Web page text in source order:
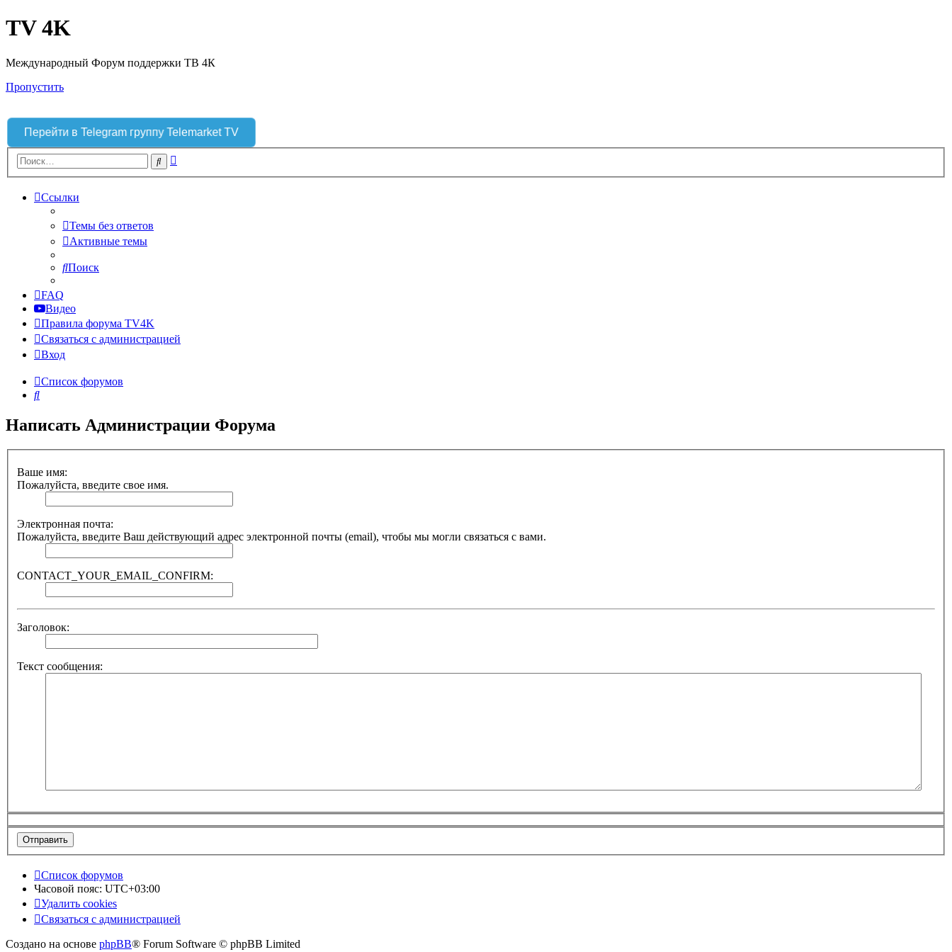
TV 4K
Международный Форум поддержки ТВ 4К
Пропустить
Перейти в Telegram группу Telemarket TV
Поиск
Ссылки
Темы без ответов
Активные темы
Поиск
FAQ
Видео
Правила форума TV4K
Связаться с администрацией
Вход
Список форумов
Поиск
Написать Администрации Форума
Ваше имя:
Пожалуйста, введите свое имя.
Электронная почта:
Пожалуйста, введите Ваш действующий адрес электронной почты (email), чтобы мы могли связаться с вами.
CONTACT_YOUR_EMAIL_CONFIRM:
Заголовок:
Текст сообщения:
Список форумов
Часовой пояс: UTC+03:00
Удалить cookies
Связаться с администрацией
Создано на основе phpBB® Forum Software © phpBB Limited